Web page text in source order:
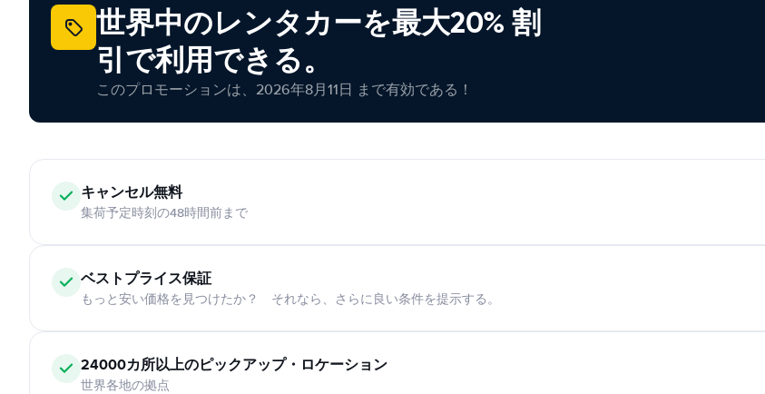
世界中のレンタカーを最大20% 割
引で利用できる。
このプロモーションは、2026年8月11日 まで有効である！
キャンセル無料
集荷予定時刻の48時間前まで
ベストプライス保証
もっと安い価格を見つけたか？ それなら、さらに良い条件を提示する。
24000カ所以上のピックアップ・ロケーション
世界各地の拠点